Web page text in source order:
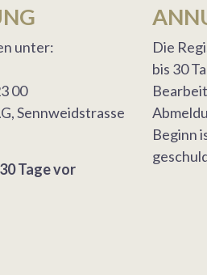
unter:
00
Sennweidstrasse
Tage vor
Die
bis 30
Beginn